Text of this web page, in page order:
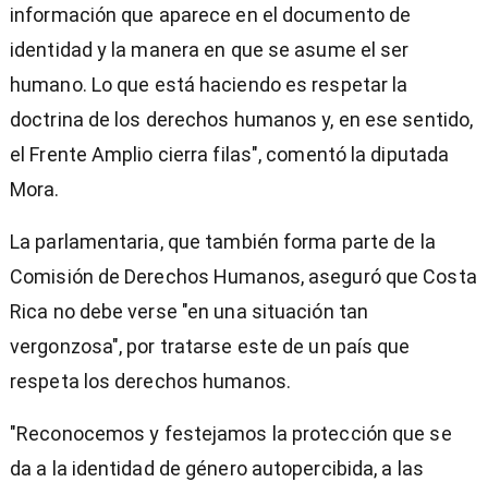
información que aparece en el documento de
identidad y la manera en que se asume el ser
humano. Lo que está haciendo es respetar la
doctrina de los derechos humanos y, en ese sentido,
el Frente Amplio cierra filas", comentó la diputada
Mora.
La parlamentaria, que también forma parte de la
Comisión de Derechos Humanos, aseguró que Costa
Rica no debe verse "en una situación tan
vergonzosa", por tratarse este de un país que
respeta los derechos humanos.
"Reconocemos y festejamos la protección que se
da a la identidad de género autopercibida, a las